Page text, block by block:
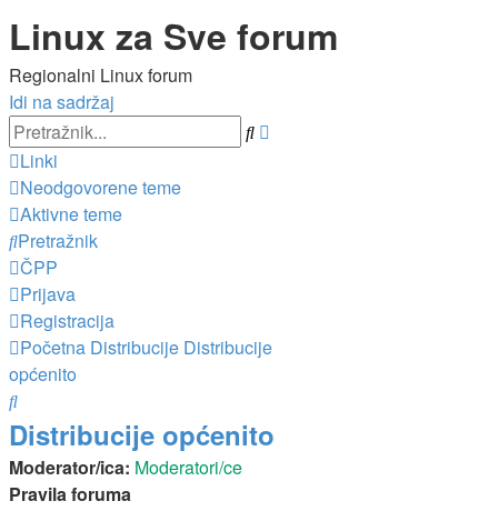
Linux za Sve forum
Regionalni Linux forum
Idi na sadržaj
Pretražnik
Linki
Neodgovorene teme
Aktivne teme
Pretražnik
ČPP
Prijava
Registracija
Početna Distribucije Distribucije
općenito
Pretražnik
Distribucije općenito
Moderator/ica: Moderatori/ce
Pravila foruma